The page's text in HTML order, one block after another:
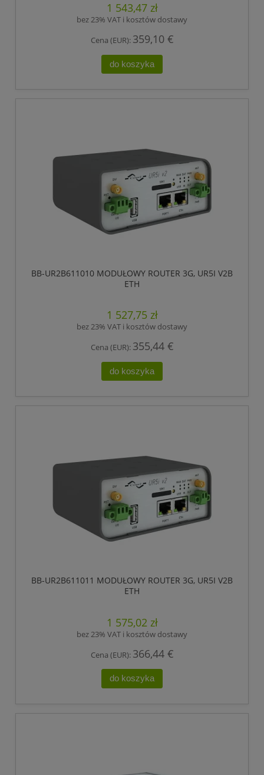
1 543,47 zł
bez 23% VAT i kosztów dostawy
Cena (EUR): 359,10 €
do koszyka
BB-UR2B611010 MODUŁOWY ROUTER 3G, UR5I V2B
ETH
1 527,75 zł
bez 23% VAT i kosztów dostawy
Cena (EUR): 355,44 €
do koszyka
BB-UR2B611011 MODUŁOWY ROUTER 3G, UR5I V2B
ETH
1 575,02 zł
bez 23% VAT i kosztów dostawy
Cena (EUR): 366,44 €
do koszyka